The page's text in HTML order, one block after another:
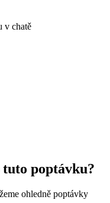
v chatě
poptávku?
ohledně poptávky